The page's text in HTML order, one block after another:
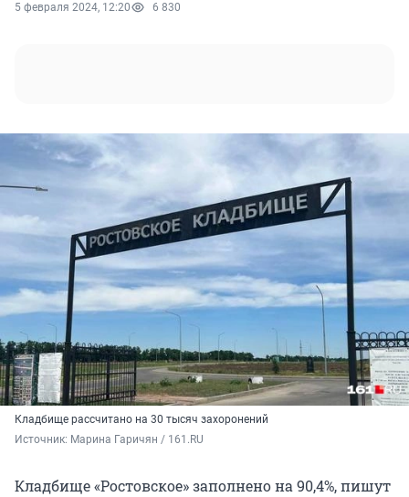
5 февраля 2024, 12:20 6 830
Кладбище рассчитано на 30 тысяч захоронений
Источник: Марина Гаричян / 161.RU
Кладбище «Ростовское» заполнено на 90,4%, пишут